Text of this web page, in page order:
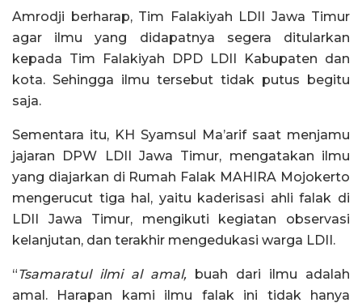
Amrodji berharap, Tim Falakiyah LDII Jawa Timur
agar ilmu yang didapatnya segera ditularkan
kepada Tim Falakiyah DPD LDII Kabupaten dan
kota. Sehingga ilmu tersebut tidak putus begitu
saja.
Sementara itu, KH Syamsul Ma’arif saat menjamu
jajaran DPW LDII Jawa Timur, mengatakan ilmu
yang diajarkan di Rumah Falak MAHIRA Mojokerto
mengerucut tiga hal, yaitu kaderisasi ahli falak di
LDII Jawa Timur, mengikuti kegiatan observasi
kelanjutan, dan terakhir mengedukasi warga LDII.
“Tsamaratul ilmi al amal, buah dari ilmu adalah
amal. Harapan kami ilmu falak ini tidak hanya